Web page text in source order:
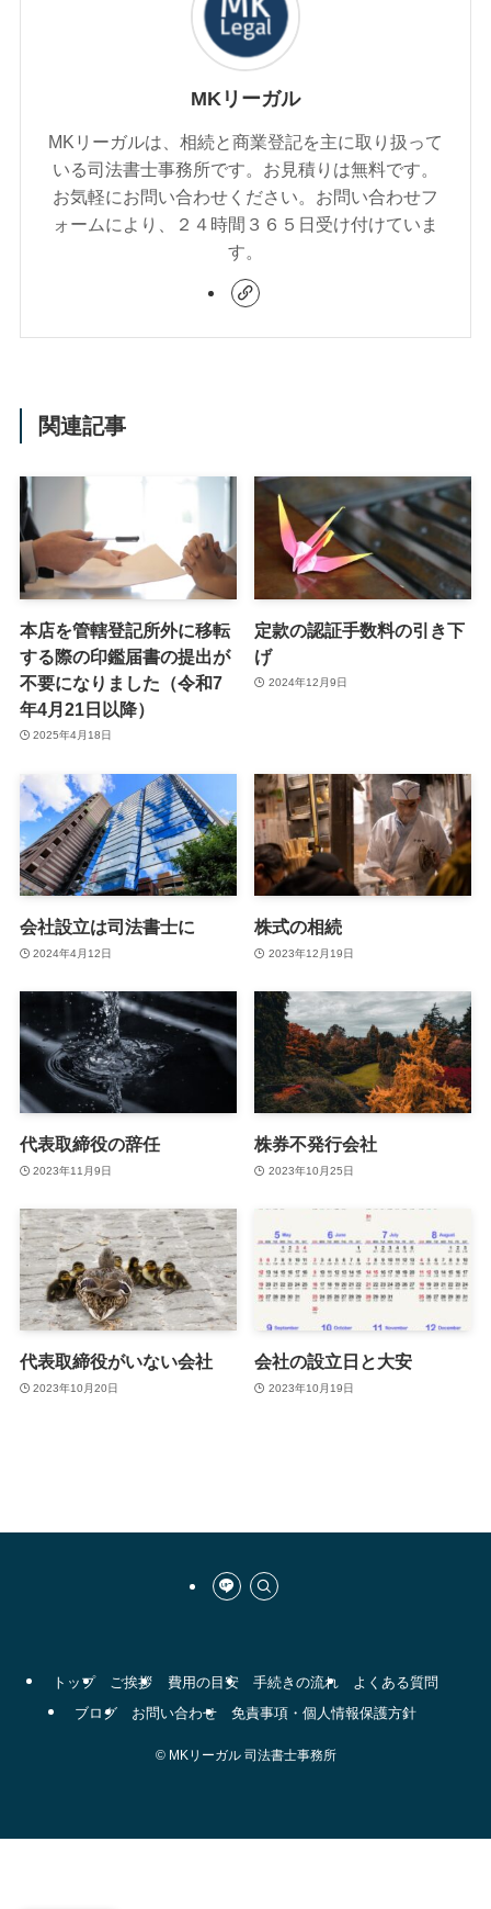
MKリーガル
MKリーガルは、相続と商業登記を主に取り扱って
いる司法書士事務所です。お見積りは無料です。
お気軽にお問い合わせください。お問い合わせフ
ォームにより、２４時間３６５日受け付けていま
す。
関連記事
本店を管轄登記所外に移転
する際の印鑑届書の提出が
不要になりました（令和7
年4月21日以降）
2025年4月18日
定款の認証手数料の引き下
げ
2024年12月9日
会社設立は司法書士に
2024年4月12日
株式の相続
2023年12月19日
代表取締役の辞任
2023年11月9日
株券不発行会社
2023年10月25日
代表取締役がいない会社
2023年10月20日
会社の設立日と大安
2023年10月19日
トップ ご挨拶 費用の目安 手続きの流れ
よくある質問
ブログ
お問い合わせ 免責事項・個人情報保護方針
©MKリーガル 司法書士事務所